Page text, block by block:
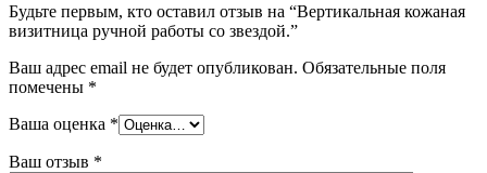
Будьте первым, кто оставил отзыв на “Вертикальная кожаная
визитница ручной работы со звездой.”
Ваш адрес email не будет опубликован. Обязательные поля
помечены *
Ваша оценка *
Ваш отзыв *